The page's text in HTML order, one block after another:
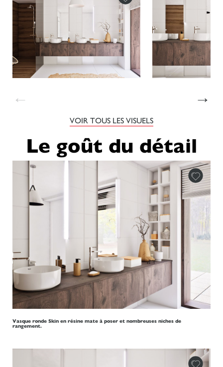
← →
VOIR TOUS LES VISUELS
Le goût du détail
Vasque ronde Skin en résine mate à poser et nombreuses niches de
rangement.